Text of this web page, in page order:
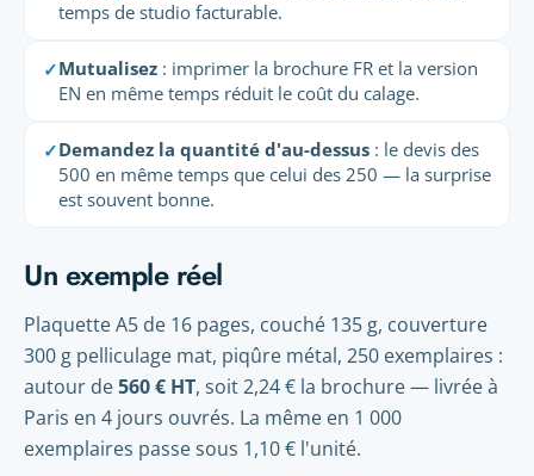
temps de studio facturable.
✓Mutualisez : imprimer la brochure FR et la version
EN en même temps réduit le coût du calage.
✓Demandez la quantité d'au-dessus : le devis des
500 en même temps que celui des 250 — la surprise
est souvent bonne.
Un exemple réel
Plaquette A5 de 16 pages, couché 135 g, couverture
300 g pelliculage mat, piqûre métal, 250 exemplaires :
autour de560 € HT, soit 2,24 € la brochure — livrée à
Paris en 4 jours ouvrés. La même en 1 000
exemplaires passe sous 1,10 € l'unité.